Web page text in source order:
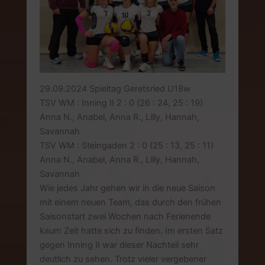
29.09.2024 Spieltag Geretsried U18w
TSV WM : Inning II 2 : 0 (26 : 24, 25 : 19)
Anna N., Anabel, Anna R., Lilly, Hannah,
Savannah
TSV WM : Steingaden 2 : 0 (25 : 13, 25 : 11)
Anna N., Anabel, Anna R., Lilly, Hannah,
Savannah
Wie jedes Jahr gehen wir in die neue Saison
mit einem neuen Team, das durch den frühen
Saisonstart zwei Wochen nach Ferienende
kaum Zeit hatte sich zu finden. Im ersten Satz
gegen Inning II war dieser Nachteil sehr
deutlich zu sehen. Trotz vieler vergebener